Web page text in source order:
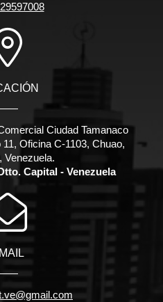
Ciudad Tamanaco
Oficina C-1103, Chuao,
Venezuela.
Capital - Venezuela